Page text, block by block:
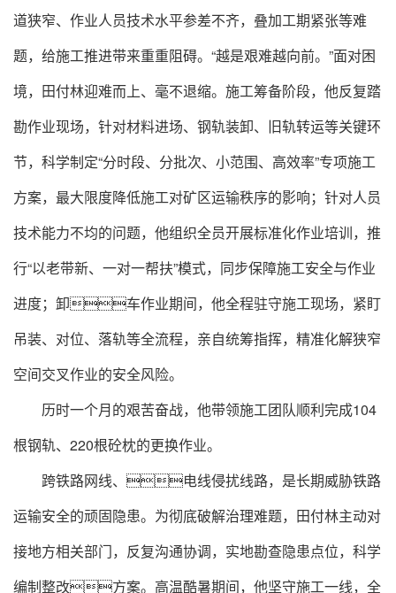
道狭窄、作业人员技术水平参差不齐，叠加工期紧张等难
题，给施工推进带来重重阻碍。“越是艰难越向前。”面对困
境，田付林迎难而上、毫不退缩。施工筹备阶段，他反复踏
勘作业现场，针对材料进场、钢轨装卸、旧轨转运等关键环
节，科学制定“分时段、分批次、小范围、高效率”专项施工
方案，最大限度降低施工对矿区运输秩序的影响；针对人员
技术能力不均的问题，他组织全员开展标准化作业培训，推
行“以老带新、一对一帮扶”模式，同步保障施工安全与作业
进度；卸车作业期间，他全程驻守施工现场，紧盯
吊装、对位、落轨等全流程，亲自统筹指挥，精准化解狭窄
空间交叉作业的安全风险。
历时一个月的艰苦奋战，他带领施工团队顺利完成104
根钢轨、220根砼枕的更换作业。
跨铁路网线、电线侵扰线路，是长期威胁铁路
运输安全的顽固隐患。为彻底破解治理难题，田付林主动对
接地方相关部门，反复沟通协调，实地勘查隐患点位，科学
编制整改方案。高温酷暑期间，他坚守施工一线，全